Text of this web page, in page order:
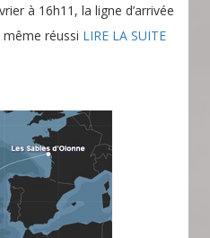
à 16h11, la ligne d’arrivée
même réussi LIRE LA SUITE